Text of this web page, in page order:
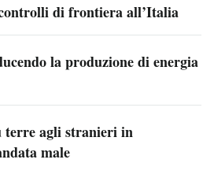
di frontiera all’Italia
la produzione di energia
terre agli stranieri in
male